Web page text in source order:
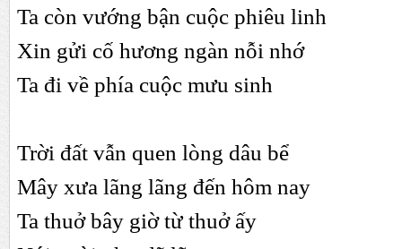
Ta còn vướng bận cuộc phiêu linh
Xin gửi cố hương ngàn nỗi nhớ
Ta đi về phía cuộc mưu sinh
Trời đất vẫn quen lòng dâu bể
Mây xưa lãng lãng đến hôm nay
Ta thuở bây giờ từ thuở ấy